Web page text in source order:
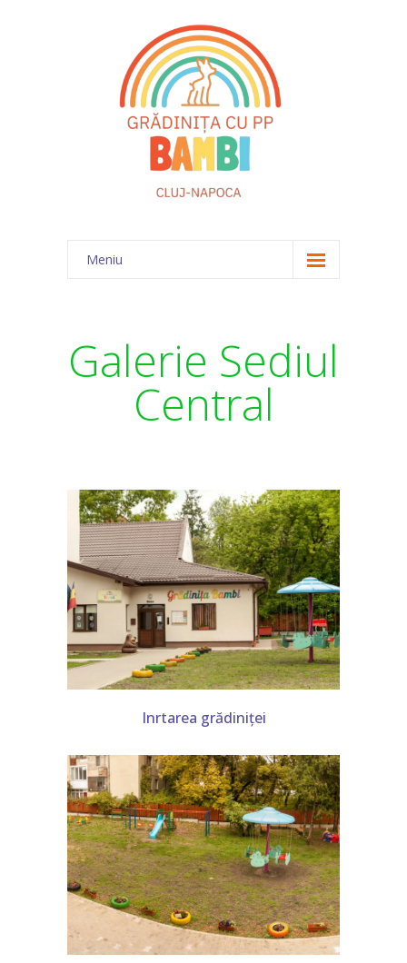
Meniu
Echipa
-- Personalul administrativ
-- Personal nedidactic
---- Sediul Central
---- Structura 2
Sediul Central
-- Grupa Albinuțele PJ
-- Grupa Floricelele (Virágocskák) PJ
-- Grupa Fluturașii PJ
-- Grupa Iepurașii (Nyuszikák) PJ
-- Grupa Mămăruțele PJ
-- Grupa Ursuleții PJ
-- Grupa Veverițele PJ
-- Grupa Vrăbiuțele PJ
-- Galerie Sediul Central
Galerie Sediul
Central
Inrtarea grădiniței